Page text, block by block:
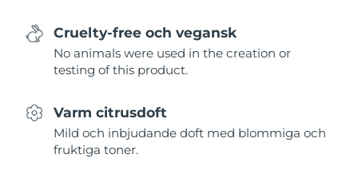
Cruelty-free och vegansk
No animals were used in the creation or
testing of this product.
Varm citrusdoft
Mild och inbjudande doft med blommiga och
fruktiga toner.
Filippinerna
Polen
Förväntad leverans
Portugal
Puerto Rico